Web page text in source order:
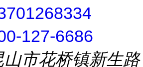
127-6686
山市花桥镇新生路